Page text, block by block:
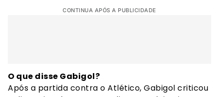
CONTINUA APÓS A PUBLICIDADE
O que disse Gabigol?
Após a partida contra o Atlético, Gabigol criticou